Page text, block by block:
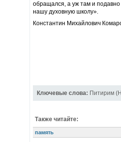
обращался, а уж там и подавно
нашу духовную школу».
Константин Михайлович
Ключевые слова: Питирим
Также читайте:
память